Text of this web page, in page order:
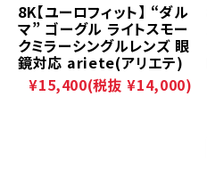
8K【ユーロフィット】 “ダル
マ” ゴーグル ライトスモー
クミラーシングルレンズ 眼
鏡対応 ariete(アリエテ)
¥15,400(税抜 ¥14,000)